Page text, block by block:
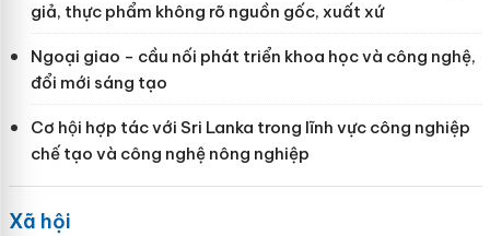
giả, thực phẩm không rõ nguồn gốc, xuất xứ
Ngoại giao - cầu nối phát triển khoa học và công nghệ,
đổi mới sáng tạo
Cơ hội hợp tác với Sri Lanka trong lĩnh vực công nghiệp
chế tạo và công nghệ nông nghiệp
Xã hội